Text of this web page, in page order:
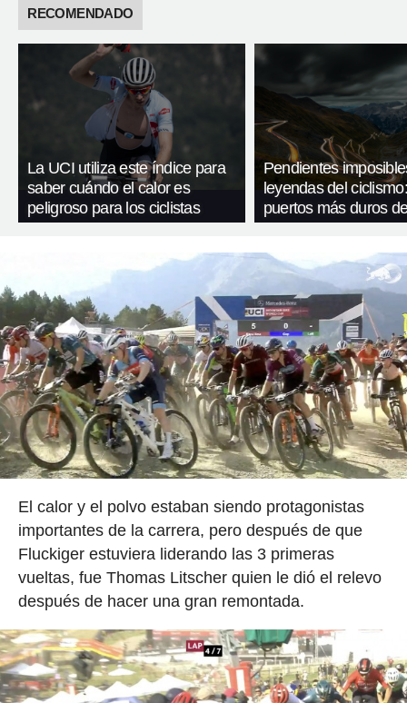
RECOMENDADO
La UCI utiliza este índice para
saber cuándo el calor es
peligroso para los ciclistas
Pendientes
leyendas del
puertos más duros
El calor y el polvo estaban siendo protagonistas
importantes de la carrera, pero después de que
Fluckiger estuviera liderando las 3 primeras
vueltas, fue Thomas Litscher quien le dió el relevo
después de hacer una gran remontada.